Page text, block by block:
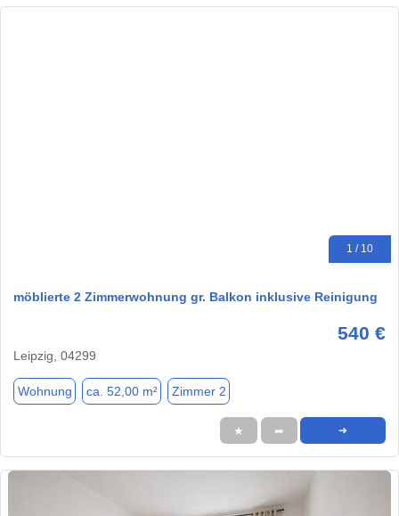
1 / 10
möblierte 2 Zimmerwohnung gr. Balkon inklusive Reinigung
540 €
Leipzig, 04299
Wohnung ca. 52,00 m² Zimmer 2
★ ➦ ➜